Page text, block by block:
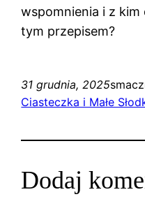
wspomnienia i z
tym przepisem?
31 grudnia, 2025
Ciasteczka i Małe
Dodaj